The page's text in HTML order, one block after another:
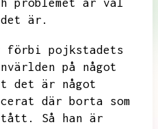
problemet är väl
är.
förbi pojkstadets
på något
det är något
där borta som
Så han är